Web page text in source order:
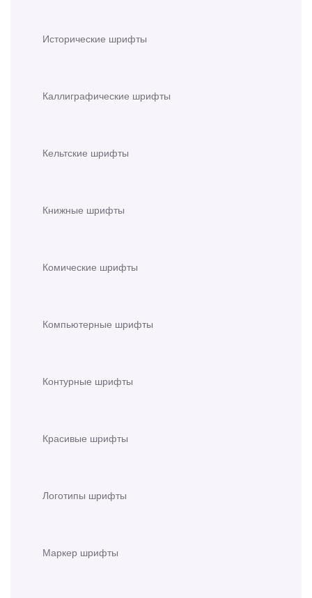
Исторические шрифты
Каллиграфические шрифты
Кельтские шрифты
Книжные шрифты
Комические шрифты
Компьютерные шрифты
Контурные шрифты
Красивые шрифты
Логотипы шрифты
Маркер шрифты